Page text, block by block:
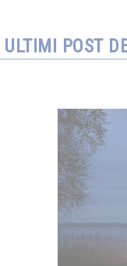
ULTIMI POST